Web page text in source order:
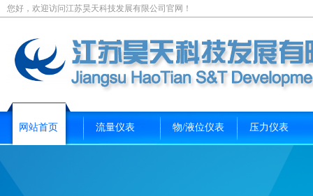
您好，欢迎访问江苏昊天科技发展有限公司官网！
网站首页 流量仪表 物/液位仪表 压力仪表